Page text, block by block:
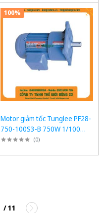
100%
Motor giảm tốc Tunglee PF28-
750-100S3-B 750W 1/100
~14-15rpm Mặt bích
(0)
/ 11